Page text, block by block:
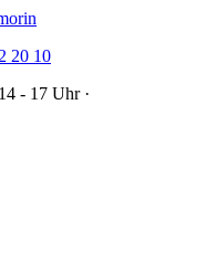
20 10
- 17 Uhr ·